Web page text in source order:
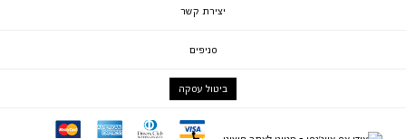
יצירת קשר
סניפים
ביטול עסקה
visa
diners
ae
mc